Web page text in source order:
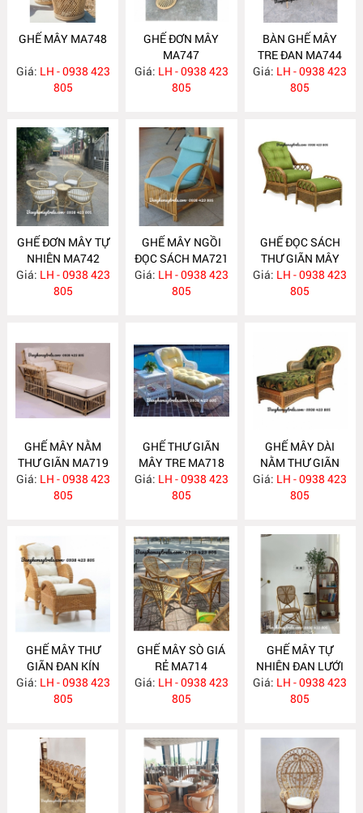
GHẾ MÂY MA748
Giá: LH - 0938 423
805
GHẾ ĐƠN MÂY
MA747
Giá: LH - 0938 423
805
BÀN GHẾ MÂY
TRE ĐAN MA744
Giá: LH - 0938 423
805
GHẾ ĐƠN MÂY TỰ
NHIÊN MA742
Giá: LH - 0938 423
805
GHẾ MÂY NGỒI
ĐỌC SÁCH MA721
Giá: LH - 0938 423
805
GHẾ ĐỌC SÁCH
THƯ GIÃN MÂY
TỰ NHIÊN MA720
Giá: LH - 0938 423
805
GHẾ MÂY NẰM
THƯ GIÃN MA719
Giá: LH - 0938 423
805
GHẾ THƯ GIÃN
MÂY TRE MA718
Giá: LH - 0938 423
805
GHẾ MÂY DÀI
NẰM THƯ GIÃN
MA717
Giá: LH - 0938 423
805
GHẾ MÂY THƯ
GIÃN ĐAN KÍN
KÈM ĐÔN GÁC
CHÂN MA716
Giá: LH - 0938 423
805
GHẾ MÂY SÒ GIÁ
RẺ MA714
Giá: LH - 0938 423
805
GHẾ MÂY TỰ
NHIÊN ĐAN LƯỚI
MA712
Giá: LH - 0938 423
805